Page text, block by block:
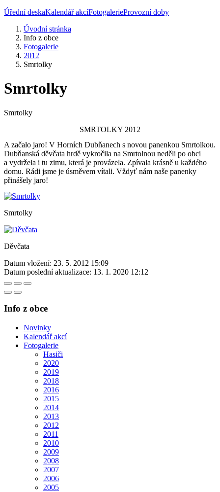
Úřední deskaKalendář akcíFotogalerieProvozní doby
Úvodní stránka
Info z obce
Fotogalerie
2012
Smrtolky
Smrtolky
Smrtolky
SMRTOLKY 2012
A začalo jaro! V Horních Dubňanech s novou panenkou Smrtolkou.
Dubňanská děvčata hrdě vykročila na Smrtolnou neděli po obci
a vydržela i tu zimu, která je provázela. Zpívala krásně u každého
domu. Rádi jsme je úsměvem vítali. Vždyť nám naše panenky
přinášely jaro!
Smrtolky
Děvčata
Datum vložení: 23. 5. 2012 15:09
Datum poslední aktualizace: 13. 1. 2020 12:12
Info z obce
Novinky
Kalendář akcí
Fotogalerie
Hasiči
2020
2019
2018
2016
2015
2014
2013
2012
2011
2010
2009
2008
2007
2006
2005